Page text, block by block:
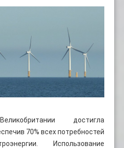
достигла
70% всех потребностей
Использование